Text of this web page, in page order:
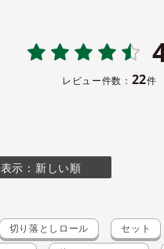
レビュー件数： 22件
表示：新しい順
切り落としロール セット